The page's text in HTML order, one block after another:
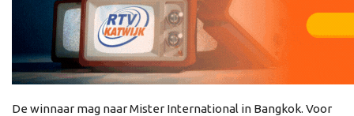
De winnaar mag naar Mister International in Bangkok. Voor